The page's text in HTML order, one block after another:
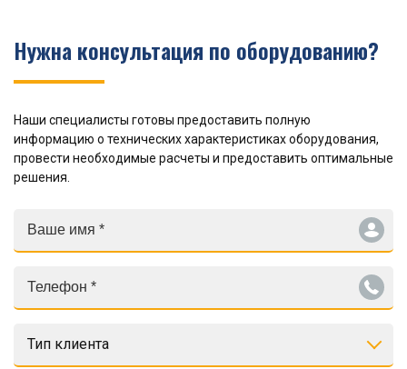
Нужна консультация по оборудованию?
Наши специалисты готовы предоставить полную
информацию о технических характеристиках оборудования,
провести необходимые расчеты и предоставить оптимальные
решения.
Тип клиента